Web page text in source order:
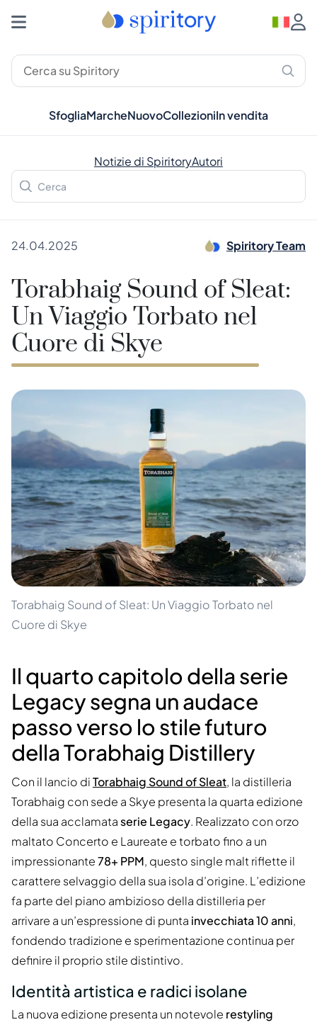
SfogliaMarcheNuovoCollezioniIn vendita
Notizie di SpiritoryAutori
24.04.2025 Spiritory Team
Torabhaig Sound of Sleat:
Un Viaggio Torbato nel
Cuore di Skye
Torabhaig Sound of Sleat: Un Viaggio Torbato nel
Cuore di Skye
Il quarto capitolo della serie
Legacy segna un audace
passo verso lo stile futuro
della Torabhaig Distillery
Con il lancio diTorabhaig Sound of Sleat, la distilleria
Torabhaig con sede a Skye presenta la quarta edizione
della sua acclamataserie Legacy. Realizzato con orzo
maltato Concerto e Laureate e torbato fino a un
impressionante78+ PPM, questo single malt riflette il
carattere selvaggio della sua isola d’origine. L’edizione
fa parte del piano ambizioso della distilleria per
arrivare a un’espressione di punta invecchiata 10 anni,
fondendo tradizione e sperimentazione continua per
definire il proprio stile distintivo.
Identità artistica e radici isolane
La nuova edizione presenta un notevole restyling